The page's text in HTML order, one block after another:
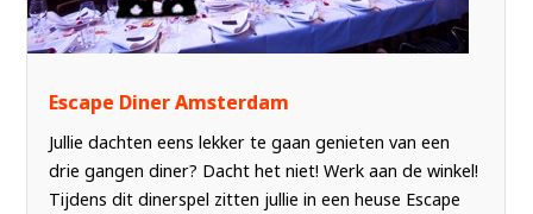
Escape Diner Amsterdam
Jullie dachten eens lekker te gaan genieten van een
drie gangen diner? Dacht het niet! Werk aan de winkel!
Tijdens dit dinerspel zitten jullie in een heuse Escape